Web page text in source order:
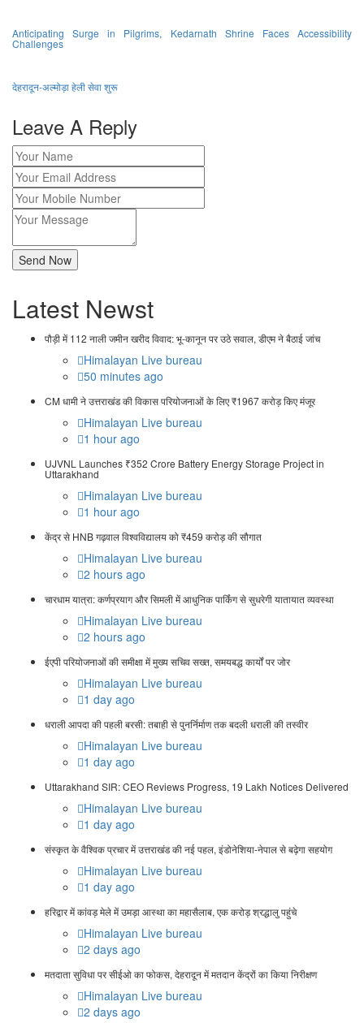
Anticipating Surge in Pilgrims, Kedarnath Shrine Faces Accessibility
Challenges
देहरादून-अल्मोड़ा हेली सेवा शुरू
Leave A Reply
Latest Newst
पौड़ी में 112 नाली जमीन खरीद विवाद: भू-कानून पर उठे सवाल, डीएम ने बैठाई जांच
Himalayan Live bureau
50 minutes ago
CM धामी ने उत्तराखंड की विकास परियोजनाओं के लिए ₹1967 करोड़ किए मंजूर
Himalayan Live bureau
1 hour ago
UJVNL Launches ₹352 Crore Battery Energy Storage Project in
Uttarakhand
Himalayan Live bureau
1 hour ago
केंद्र से HNB गढ़वाल विश्वविद्यालय को ₹459 करोड़ की सौगात
Himalayan Live bureau
2 hours ago
चारधाम यात्रा: कर्णप्रयाग और सिमली में आधुनिक पार्किंग से सुधरेगी यातायात व्यवस्था
Himalayan Live bureau
2 hours ago
ईएपी परियोजनाओं की समीक्षा में मुख्य सचिव सख्त, समयबद्ध कार्यों पर जोर
Himalayan Live bureau
1 day ago
धराली आपदा की पहली बरसी: तबाही से पुनर्निर्माण तक बदली धराली की तस्वीर
Himalayan Live bureau
1 day ago
Uttarakhand SIR: CEO Reviews Progress, 19 Lakh Notices Delivered
Himalayan Live bureau
1 day ago
संस्कृत के वैश्विक प्रचार में उत्तराखंड की नई पहल, इंडोनेशिया-नेपाल से बढ़ेगा सहयोग
Himalayan Live bureau
1 day ago
हरिद्वार में कांवड़ मेले में उमड़ा आस्था का महासैलाब, एक करोड़ श्रद्धालु पहुंचे
Himalayan Live bureau
2 days ago
मतदाता सुविधा पर सीईओ का फोकस, देहरादून में मतदान केंद्रों का किया निरीक्षण
Himalayan Live bureau
2 days ago